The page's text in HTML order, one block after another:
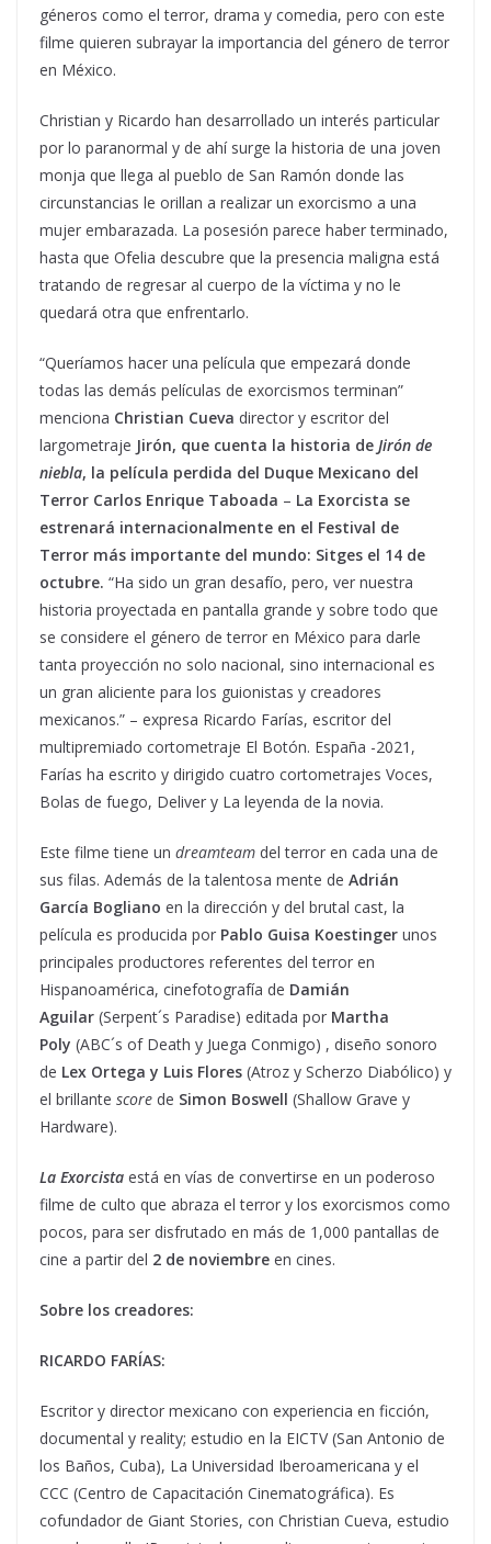
géneros como el terror, drama y comedia, pero con este
filme quieren subrayar la importancia del género de terror
en México.
Christian y Ricardo han desarrollado un interés particular
por lo paranormal y de ahí surge la historia de una joven
monja que llega al pueblo de San Ramón donde las
circunstancias le orillan a realizar un exorcismo a una
mujer embarazada. La posesión parece haber terminado,
hasta que Ofelia descubre que la presencia maligna está
tratando de regresar al cuerpo de la víctima y no le
quedará otra que enfrentarlo.
“Queríamos hacer una película que empezará donde
todas las demás películas de exorcismos terminan”
menciona Christian Cueva director y escritor del
largometraje Jirón, que cuenta la historia de Jirón de
niebla, la película perdida del Duque Mexicano del
Terror Carlos Enrique Taboada – La Exorcista se
estrenará internacionalmente en el Festival de
Terror más importante del mundo: Sitges el 14 de
octubre. “Ha sido un gran desafío, pero, ver nuestra
historia proyectada en pantalla grande y sobre todo que
se considere el género de terror en México para darle
tanta proyección no solo nacional, sino internacional es
un gran aliciente para los guionistas y creadores
mexicanos.” – expresa Ricardo Farías, escritor del
multipremiado cortometraje El Botón. España -2021,
Farías ha escrito y dirigido cuatro cortometrajes Voces,
Bolas de fuego, Deliver y La leyenda de la novia.
Este filme tiene un dreamteam del terror en cada una de
sus filas. Además de la talentosa mente de Adrián
García Bogliano en la dirección y del brutal cast, la
película es producida por Pablo Guisa Koestinger unos
principales productores referentes del terror en
Hispanoamérica, cinefotografía de Damián
Aguilar (Serpent´s Paradise) editada por Martha
Poly (ABC´s of Death y Juega Conmigo) , diseño sonoro
de Lex Ortega y Luis Flores (Atroz y Scherzo Diabólico) y
el brillante score de Simon Boswell (Shallow Grave y
Hardware).
La Exorcista está en vías de convertirse en un poderoso
filme de culto que abraza el terror y los exorcismos como
pocos, para ser disfrutado en más de 1,000 pantallas de
cine a partir del 2 de noviembre en cines.
Sobre los creadores:
RICARDO FARÍAS:
Escritor y director mexicano con experiencia en ficción,
documental y reality; estudio en la EICTV (San Antonio de
los Baños, Cuba), La Universidad Iberoamericana y el
CCC (Centro de Capacitación Cinematográfica). Es
cofundador de Giant Stories, con Christian Cueva, estudio